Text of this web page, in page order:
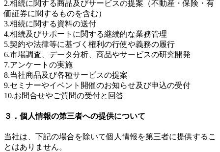
2.相続に関する商品及びサービスの提案（不動産・保険・有
価証券に関するものを含む）
3.相続に関する資料の送付
4.相続及びサポートに関する継続的な業務管理
5.契約や法律等に基づく権利の行使や義務の履行
6.市場調査、データ分析、商品やサービスの研究開発
7.アンケートの実施
8.当社商品及び各種サービスの提案
9.セミナーやイベント開催のお知らせ及び申込の受付
10.お問合せやご質問の受付と回答
３．個人情報の第三者への提供について
当社は、下記の場合を除いて個人情報を第三者に提供するこ
とはありません。